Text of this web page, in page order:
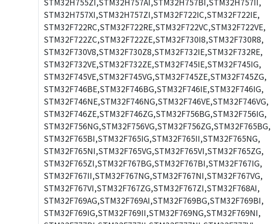
STM32H757XI,STM32H757ZI,STM32F722IC,STM32F722IE,
STM32F722RC,STM32F722RE,STM32F722VC,STM32F722VE,
STM32F722ZC,STM32F722ZE,STM32F730I8,STM32F730R8,
STM32F730V8,STM32F730Z8,STM32F732IE,STM32F732RE,
STM32F732VE,STM32F732ZE,STM32F745IE,STM32F745IG,
STM32F745VE,STM32F745VG,STM32F745ZE,STM32F745ZG,
STM32F746BE,STM32F746BG,STM32F746IE,STM32F746IG,
STM32F746NE,STM32F746NG,STM32F746VE,STM32F746VG,
STM32F746ZE,STM32F746ZG,STM32F756BG,STM32F756IG,
STM32F756NG,STM32F756VG,STM32F756ZG,STM32F765BG,
STM32F765BI,STM32F765IG,STM32F765II,STM32F765NG,
STM32F765NI,STM32F765VG,STM32F765VI,STM32F765ZG,
STM32F765ZI,STM32F767BG,STM32F767BI,STM32F767IG,
STM32F767II,STM32F767NG,STM32F767NI,STM32F767VG,
STM32F767VI,STM32F767ZG,STM32F767ZI,STM32F768AI,
STM32F769AG,STM32F769AI,STM32F769BG,STM32F769BI,
STM32F769IG,STM32F769II,STM32F769NG,STM32F769NI,